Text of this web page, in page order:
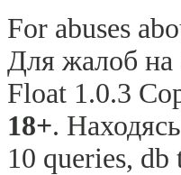
For abuses
Для жалоб на
Float 1.0.3
18+.
10 queries,